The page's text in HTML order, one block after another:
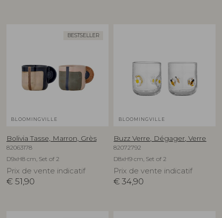
BESTSELLER
BLOOMINGVILLE
Bolivia Tasse, Marron, Grès
82063178
D9xH8 cm, Set of 2
Prix de vente indicatif
€ 51,90
BLOOMINGVILLE
Buzz Verre, Dégager, Verre
82072792
D8xH9 cm, Set of 2
Prix de vente indicatif
€ 34,90